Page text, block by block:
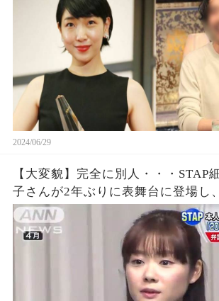
2024/06/29
【大変貌】完全に別人・・・STAP
子さんが2年ぶりに表舞台に登場し
騒然！